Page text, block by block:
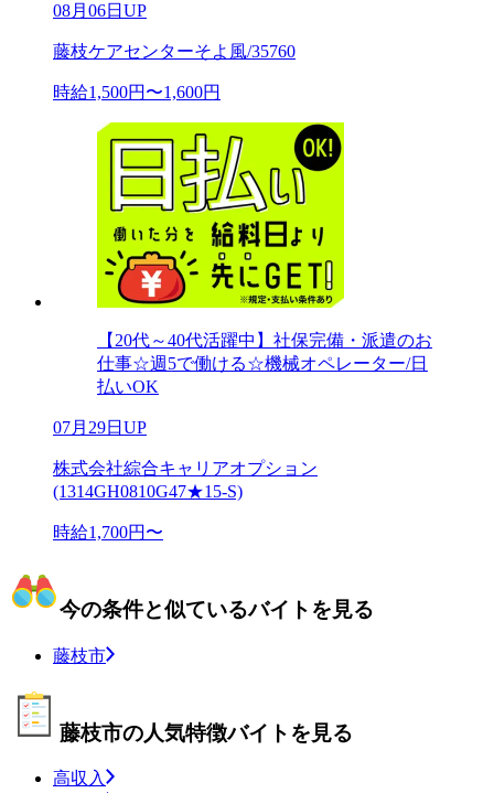
08月06日UP
藤枝ケアセンターそよ風/35760
時給1,500円〜1,600円
【20代～40代活躍中】社保完備・派遣のお
仕事☆週5で働ける☆機械オペレーター/日
払いOK
07月29日UP
株式会社綜合キャリアオプション
(1314GH0810G47★15-S)
時給1,700円〜
今の条件と似ているバイトを見る
藤枝市
藤枝市の人気特徴バイトを見る
高収入